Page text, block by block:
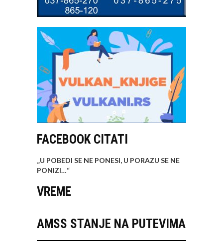
FACEBOOK CITATI
„U POBEDI SE NE PONESI, U PORAZU SE NE
PONIZI…“
VREME
AMSS STANJE NA PUTEVIMA